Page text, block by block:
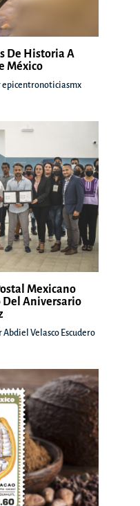
De Historia A
México
epicentronoticiasmx
Mexicano
Del Aniversario
Abdiel Velasco Escudero